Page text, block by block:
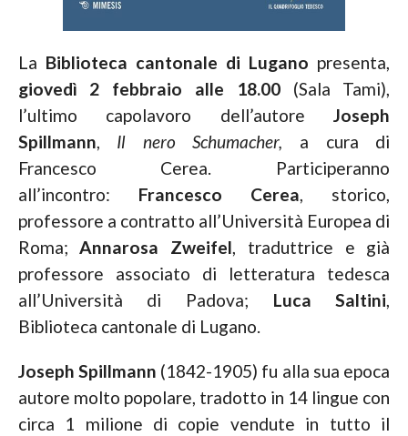
La Biblioteca cantonale di Lugano presenta,
giovedì 2 febbraio alle 18.00(Sala Tami),
l’ultimo capolavoro dell’autoreJoseph
Spillmann, Il nero Schumacher, a cura di
Francesco Cerea. Participeranno
all’incontro: Francesco Cerea, storico,
professore a contratto all’Università Europea di
Roma;Annarosa Zweifel, traduttrice e già
professore associato di letteratura tedesca
all’Università di Padova; Luca Saltini,
Biblioteca cantonale di Lugano.
Joseph Spillmann (1842-1905) fu alla sua epoca
autore molto popolare, tradotto in 14 lingue con
circa 1 milione di copie vendute in tutto il